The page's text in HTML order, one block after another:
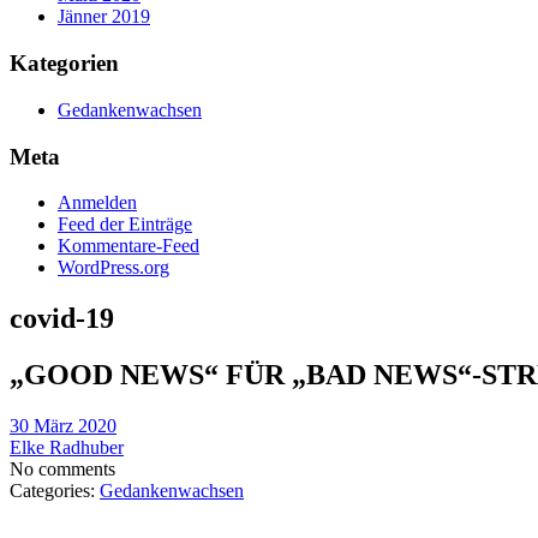
Jänner 2019
Kategorien
Gedankenwachsen
Meta
Anmelden
Feed der Einträge
Kommentare-Feed
WordPress.org
covid-19
„GOOD NEWS“ FÜR „BAD NEWS“-
30 März 2020
Elke Radhuber
No comments
Categories: Gedankenwachsen